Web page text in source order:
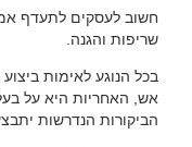
חשוב לעסקים לתעדף
שריפות והגנה.
בכל הנוגע לאימות ביצוע
אש, האחריות היא על
הביקורות הנדרשות